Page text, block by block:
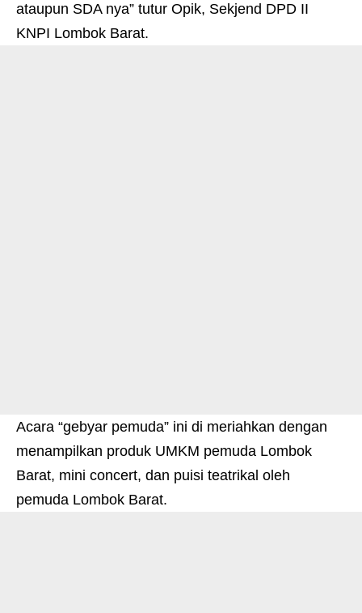
ataupun SDA nya” tutur Opik, Sekjend DPD II
KNPI Lombok Barat.
Acara “gebyar pemuda” ini di meriahkan dengan
menampilkan produk UMKM pemuda Lombok
Barat, mini concert, dan puisi teatrikal oleh
pemuda Lombok Barat.